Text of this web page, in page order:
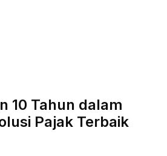
10 Tahun dalam
Pajak Terbaik